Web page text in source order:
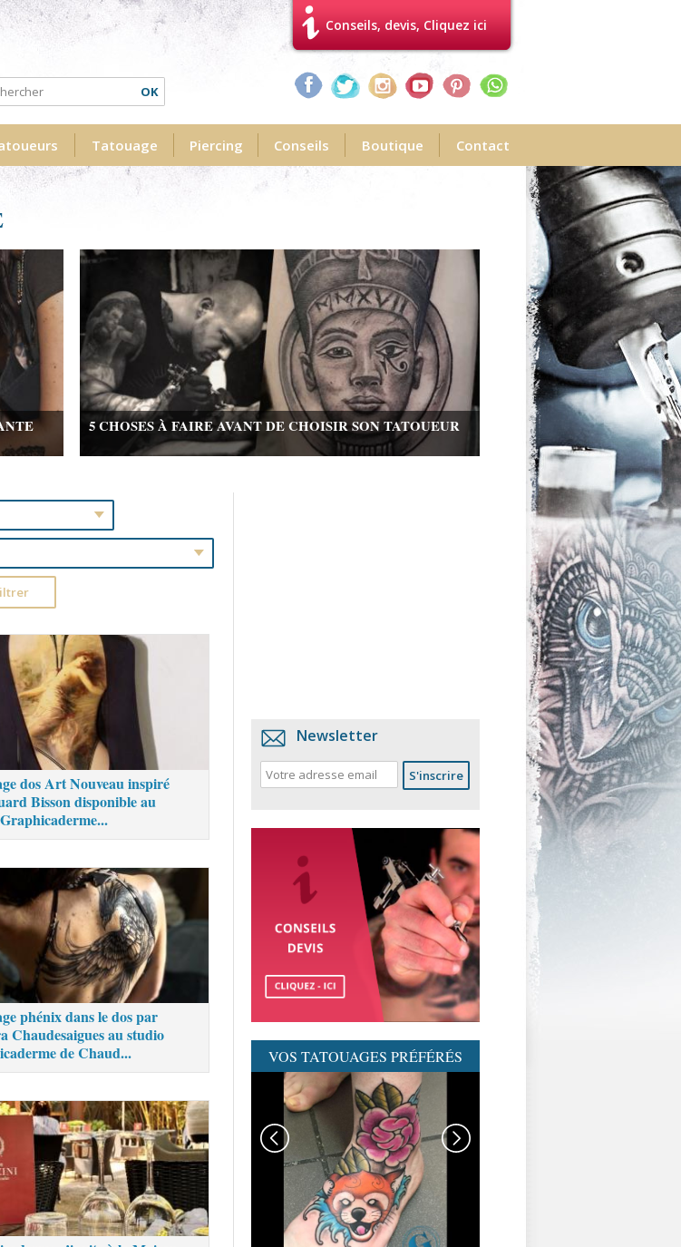
de recherche Recherche
Conseils, devis, Cliquez ici
Tatouage Piercing Conseils Boutique Contact
5 CHOSES À FAIRE AVANT DE CHOISIR SON TATOUEUR
dos Art Nouveau inspiré
Bisson disponible au
phénix dans le dos par
Chaudesaigues au studio
de Chaud...
Newsletter
VOS TATOUAGES PRÉFÉRÉS
GRAPHICADERME-
TATOUAGENEOTRAD-
NEOTRAD-AVIGNON-
MEILLEURSTATOUEURS